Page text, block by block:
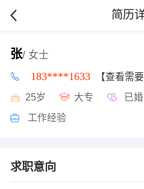
简历
张/ 女士
183****1633 【查看需
25岁 大专 已婚
工作经验
求职意向